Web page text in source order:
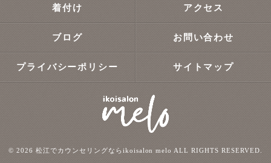
着付け アクセス
ブログ お問い合わせ
プライバシーポリシー サイトマップ
© 2026 松江でカウンセリングならikoisalon melo ALL RIGHTS RESERVED.